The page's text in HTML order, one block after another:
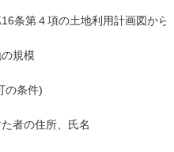
条第４項の土地利用計画図から
規模
の条件)
者の住所、氏名